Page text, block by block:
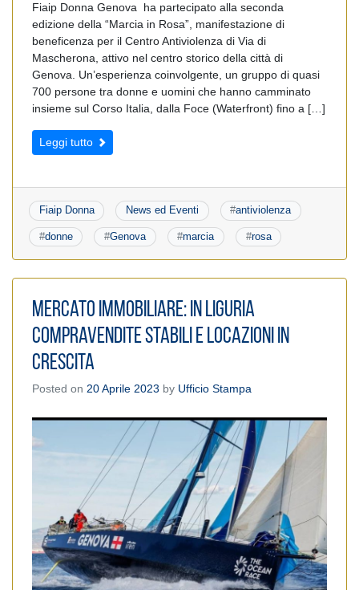
Fiaip Donna Genova ha partecipato alla seconda
edizione della “Marcia in Rosa”, manifestazione di
beneficenza per il Centro Antiviolenza di Via di
Mascherona, attivo nel centro storico della città di
Genova. Un’esperienza coinvolgente, un gruppo di quasi
700 persone tra donne e uomini che hanno camminato
insieme sul Corso Italia, dalla Foce (Waterfront) fino a […]
Leggi tutto
Fiaip Donna News ed Eventi #antiviolenza
#donne #Genova #marcia #rosa
Mercato Immobiliare: in Liguria
compravendite stabili e locazioni in
crescita
Posted on 20 Aprile 2023 by Ufficio Stampa